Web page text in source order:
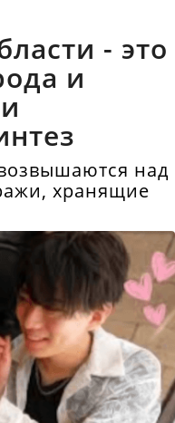
- это
и
над
хранящие